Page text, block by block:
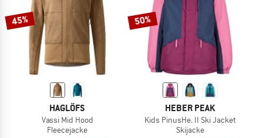
45%
HAGLÖFS
Vassi Mid Hood
Fleecejacke
50%
HEBER PEAK
Kids PinusHe. II Ski Jacket
Skijacke